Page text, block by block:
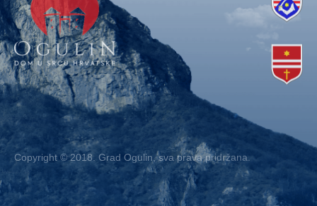
Copyright © 2018. Grad Ogulin, sva prava pridržana.
Design by EA93